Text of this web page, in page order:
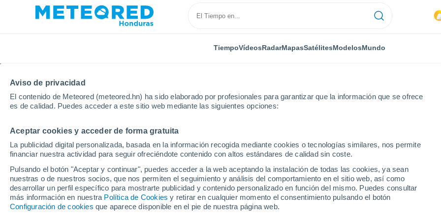
Aviso de privacidad
El contenido de Meteored (meteored.hn) ha sido elaborado por profesionales para garantizar que la información que se ofrece
es de calidad. Puedes acceder a este sitio web mediante las siguientes opciones:
Aceptar cookies y acceder de forma gratuita
La publicidad digital personalizada, basada en la información recogida mediante cookies o tecnologías similares, nos permite
financiar nuestra actividad para seguir ofreciéndote contenido con altos estándares de calidad sin coste.
Pulsando el botón "Aceptar y continuar", puedes acceder a la web aceptando la instalación de todas las cookies, ya sean
nuestras o de nuestros socios, que nos permiten el seguimiento y análisis del comportamiento en el sitio web, así como
desarrollar un perfil específico para mostrarte publicidad y contenido personalizado en función del mismo. Puedes consultar
más información en nuestra Política de Cookies y retirar en cualquier momento el consentimiento pulsando el botón
Configuración de cookies que aparece disponible en el pie de nuestra página web.
TiempoVídeosRadarMapasSatélitesModelosMundo
Inicio Italia Provincia de Terni Localidades
El tiempo en todas las ciudades de la Provincia
de Terni
Todas las localidades de la Provincia de Terni